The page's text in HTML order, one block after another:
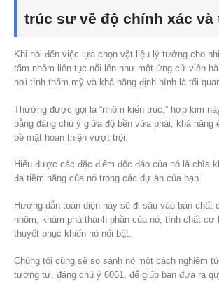
​​trúc sư về độ chính xác và
Khi nói đến việc lựa chọn vật liệu lý tưởng cho
tấm nhôm liên tục nổi lên như một ứng cử viên
nơi tính thẩm mỹ và khả năng định hình là tối
Thường được gọi là “nhôm kiến ​​trúc,” hợp kim
bằng đáng chú ý giữa độ bền vừa phải, khả năng
bề mặt hoàn thiện vượt trội.
Hiểu được các đặc điểm độc đáo của nó là chìa
đa tiềm năng của nó trong các dự án của bạn.
Hướng dẫn toàn diện này sẽ đi sâu vào bản chất
nhôm, khám phá thành phần của nó, tính chất
thuyết phục khiến nó nổi bật.
Chúng tôi cũng sẽ so sánh nó một cách nghiêm
tương tự, đáng chú ý 6061, để giúp bạn đưa ra